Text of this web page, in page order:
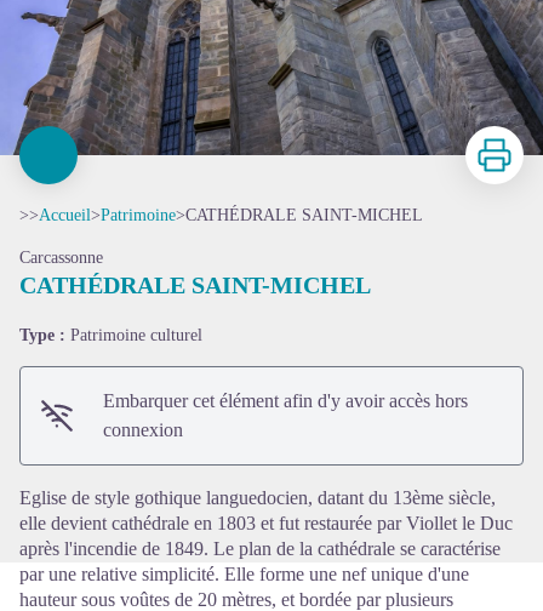
Voir l'image en plein écran
Imprimer
>>Accueil>Patrimoine>CATHÉDRALE SAINT-MICHEL
Carcassonne
CATHÉDRALE SAINT-MICHEL
Type : Patrimoine culturel
Embarquer cet élément afin d'y avoir accès hors
connexion
Eglise de style gothique languedocien, datant du 13ème siècle,
elle devient cathédrale en 1803 et fut restaurée par Viollet le Duc
après l'incendie de 1849. Le plan de la cathédrale se caractérise
par une relative simplicité. Elle forme une nef unique d'une
hauteur sous voûtes de 20 mètres, et bordée par plusieurs